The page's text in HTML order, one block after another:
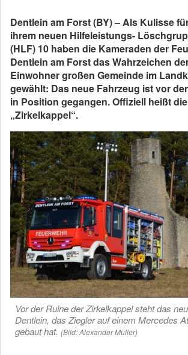
Dentlein am Forst (BY) – Als Kulisse
ihrem neuen Hilfeleistungs-
(HLF) 10 haben die Kameraden der
Dentlein am Forst das Wahrzeichen
Einwohner großen Gemeinde im
gewählt: Das neue Fahrzeug ist vor
in Position gegangen. Offiziell heißt
„Zirkelkappel“.
Vor der Ruine der Zirkelkappel steht das
Dentlein, das Ziegler auf einem Mercedes
gebaut hat. (Bild: Alexander Müller)